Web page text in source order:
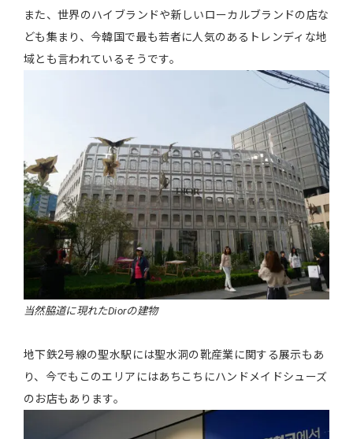
また、世界のハイブランドや新しいローカルブランドの店な
ども集まり、今韓国で最も若者に人気のあるトレンディな地
域とも言われているそうです。
当然脇道に現れたDiorの建物
地下鉄2号線の聖水駅には聖水洞の靴産業に関する展示もあ
り、今でもこのエリアにはあちこちにハンドメイドシューズ
のお店もあります。